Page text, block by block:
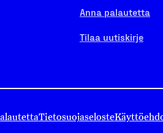
Anna palautetta
Tilaa uutiskirje
Tietosuojaseloste